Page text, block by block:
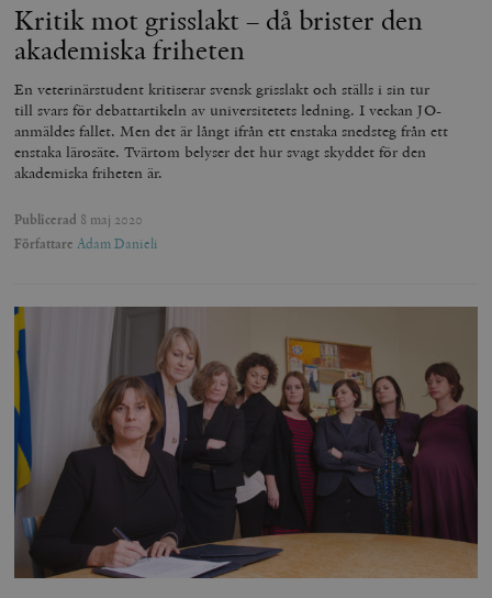
Kritik mot grisslakt – då brister den
akademiska friheten
En veterinärstudent kritiserar svensk grisslakt och ställs i sin tur
till svars för debattartikeln av universitetets ledning. I veckan JO-
anmäldes fallet. Men det är långt ifrån ett enstaka snedsteg från ett
enstaka lärosäte. Tvärtom belyser det hur svagt skyddet för den
akademiska friheten är.
Publicerad 8 maj 2020
Författare Adam Danieli